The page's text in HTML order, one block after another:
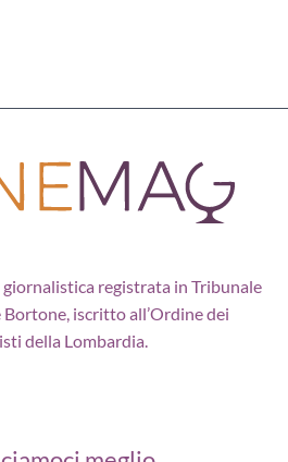
registrata in Tribunale
iscritto all’Ordine dei
della Lombardia.